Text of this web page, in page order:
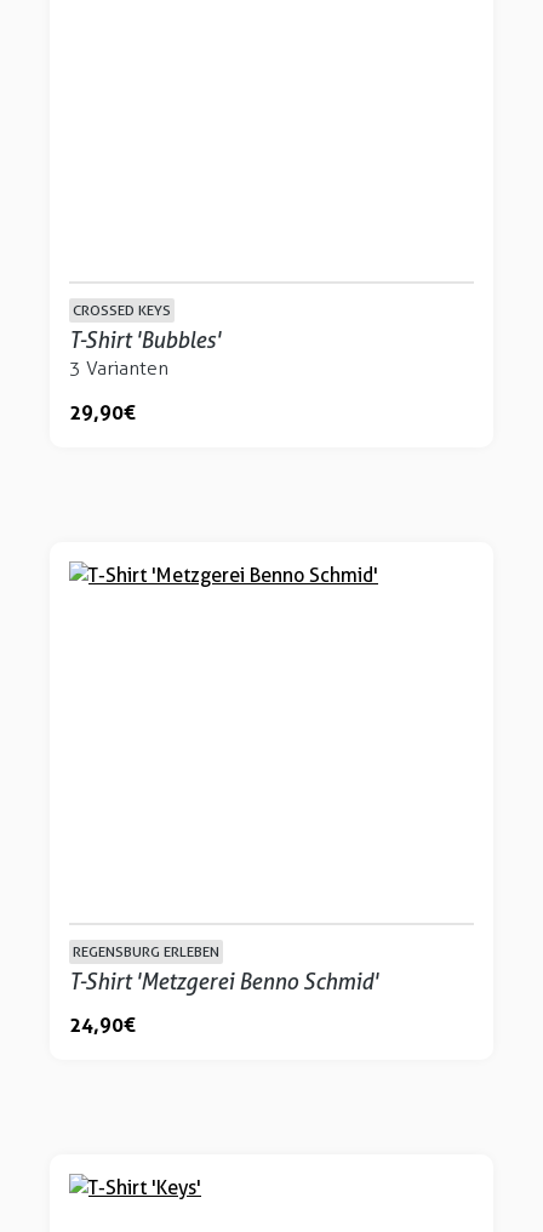
CROSSED KEYS
T-Shirt 'Bubbles'
3 Varianten
29,90 €
REGENSBURG ERLEBEN
T-Shirt 'Metzgerei Benno Schmid'
24,90 €